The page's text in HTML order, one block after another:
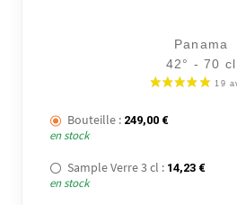
Panama
42° - 70 cl
Bouteille : 249,00 €
en stock
Sample Verre 3 cl : 14,23 €
en stock